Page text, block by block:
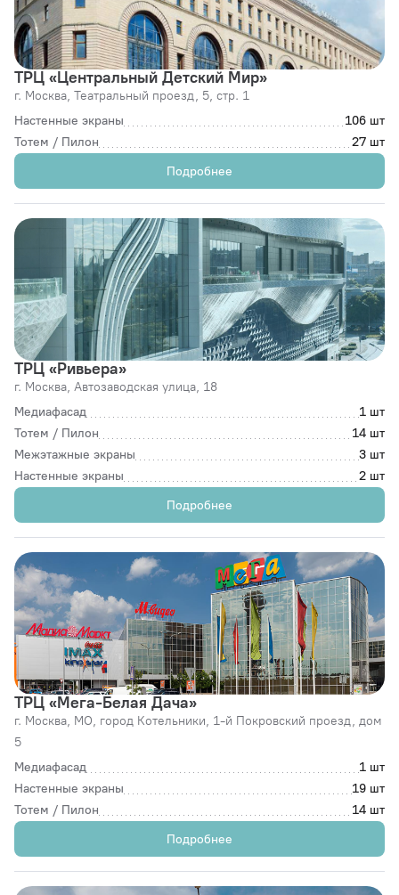
ТРЦ «Центральный Детский Мир»
г. Москва, Театральный проезд, 5, стр. 1
Настенные экраны
106 шт
Тотем / Пилон
27 шт
Подробнее
ТРЦ «Ривьера»
г. Москва, Автозаводская улица, 18
Медиафасад
1 шт
Тотем / Пилон
14 шт
Межэтажные экраны
3 шт
Настенные экраны
2 шт
Подробнее
ТРЦ «Мега-Белая Дача»
г. Москва, МО, город Котельники, 1-й Покровский проезд, дом
5
Медиафасад
1 шт
Настенные экраны
19 шт
Тотем / Пилон
14 шт
Подробнее